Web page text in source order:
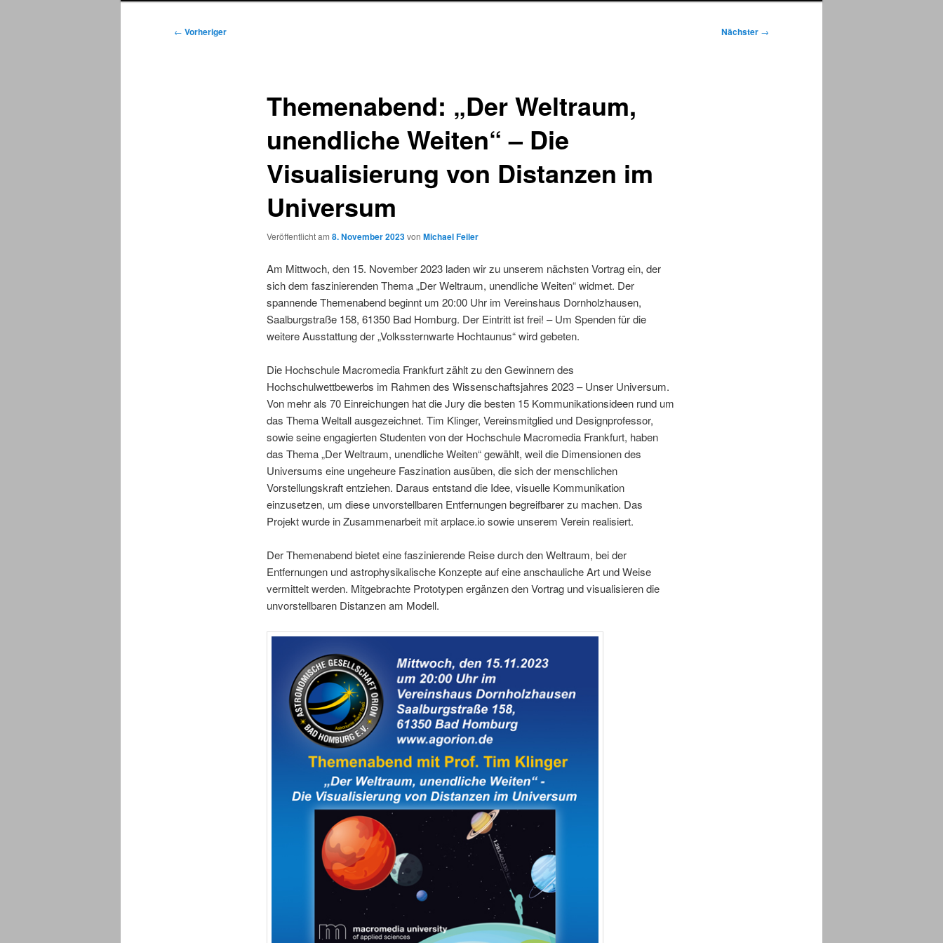
Beitragsnavigation
← Vorheriger Nächster →
Themenabend: „Der Weltraum,
unendliche Weiten“ – Die
Visualisierung von Distanzen im
Universum
Veröffentlicht am 8. November 2023von Michael Feiler
Am Mittwoch, den 15. November 2023 laden wir zu unserem nächsten Vortrag ein, der
sich dem faszinierenden Thema „Der Weltraum, unendliche Weiten“ widmet. Der
spannende Themenabend beginnt um 20:00 Uhr im Vereinshaus Dornholzhausen,
Saalburgstraße 158, 61350 Bad Homburg. Der Eintritt ist frei! – Um Spenden für die
weitere Ausstattung der „Volkssternwarte Hochtaunus“ wird gebeten.
Die Hochschule Macromedia Frankfurt zählt zu den Gewinnern des
Hochschulwettbewerbs im Rahmen des Wissenschaftsjahres 2023 – Unser Universum.
Von mehr als 70 Einreichungen hat die Jury die besten 15 Kommunikationsideen rund um
das Thema Weltall ausgezeichnet. Tim Klinger, Vereinsmitglied und Designprofessor,
sowie seine engagierten Studenten von der Hochschule Macromedia Frankfurt, haben
das Thema „Der Weltraum, unendliche Weiten“ gewählt, weil die Dimensionen des
Universums eine ungeheure Faszination ausüben, die sich der menschlichen
Vorstellungskraft entziehen. Daraus entstand die Idee, visuelle Kommunikation
einzusetzen, um diese unvorstellbaren Entfernungen begreifbarer zu machen. Das
Projekt wurde in Zusammenarbeit mit arplace.io sowie unserem Verein realisiert.
Der Themenabend bietet eine faszinierende Reise durch den Weltraum, bei der
Entfernungen und astrophysikalische Konzepte auf eine anschauliche Art und Weise
vermittelt werden. Mitgebrachte Prototypen ergänzen den Vortrag und visualisieren die
unvorstellbaren Distanzen am Modell.